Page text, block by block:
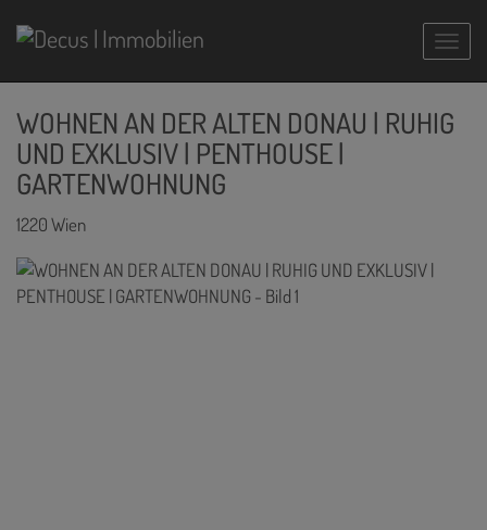
WOHNEN AN DER ALTEN DONAU | RUHIG
UND EXKLUSIV | PENTHOUSE |
GARTENWOHNUNG
1220 Wien